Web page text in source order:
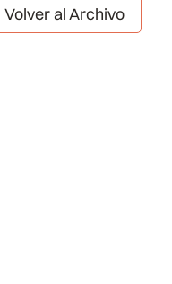
Volver al Archivo